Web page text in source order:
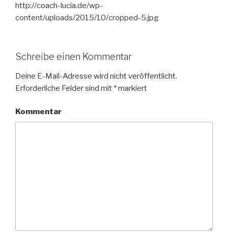
http://coach-lucia.de/wp-
content/uploads/2015/10/cropped-5.jpg
Schreibe einen Kommentar
Deine E-Mail-Adresse wird nicht veröffentlicht.
Erforderliche Felder sind mit *markiert
Kommentar